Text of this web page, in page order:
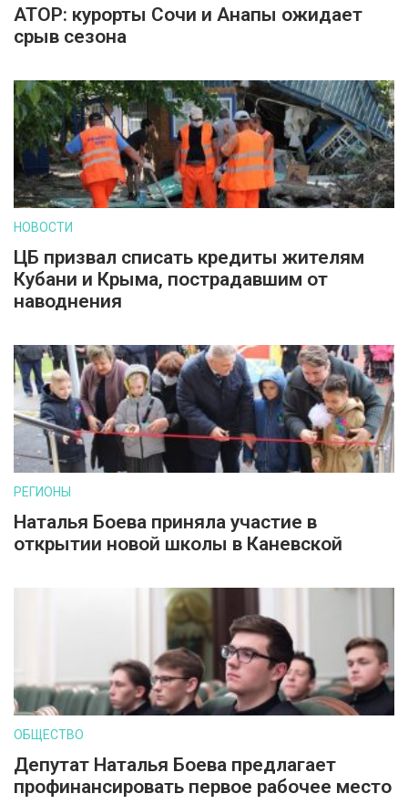
АТОР: курорты Сочи и Анапы ожидает
срыв сезона
НОВОСТИ
ЦБ призвал списать кредиты жителям
Кубани и Крыма, пострадавшим от
наводнения
РЕГИОНЫ
Наталья Боева приняла участие в
открытии новой школы в Каневской
ОБЩЕСТВО
Депутат Наталья Боева предлагает
профинансировать первое рабочее место